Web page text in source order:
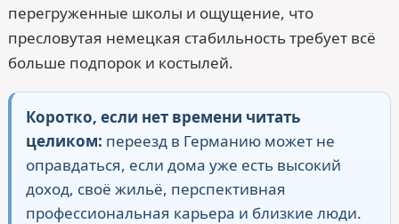
перегруженные школы и ощущение, что
пресловутая немецкая стабильность требует всё
больше подпорок и костылей.
Коротко, если нет времени читать
целиком: переезд в Германию может не
оправдаться, если дома уже есть высокий
доход, своё жильё, перспективная
профессиональная карьера и близкие люди.